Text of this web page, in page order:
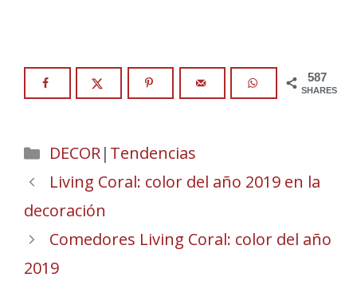
587
SHARES
Categories
DECOR| Tendencias
Living Coral: color del año 2019 en la
decoración
Comedores Living Coral: color del año
2019